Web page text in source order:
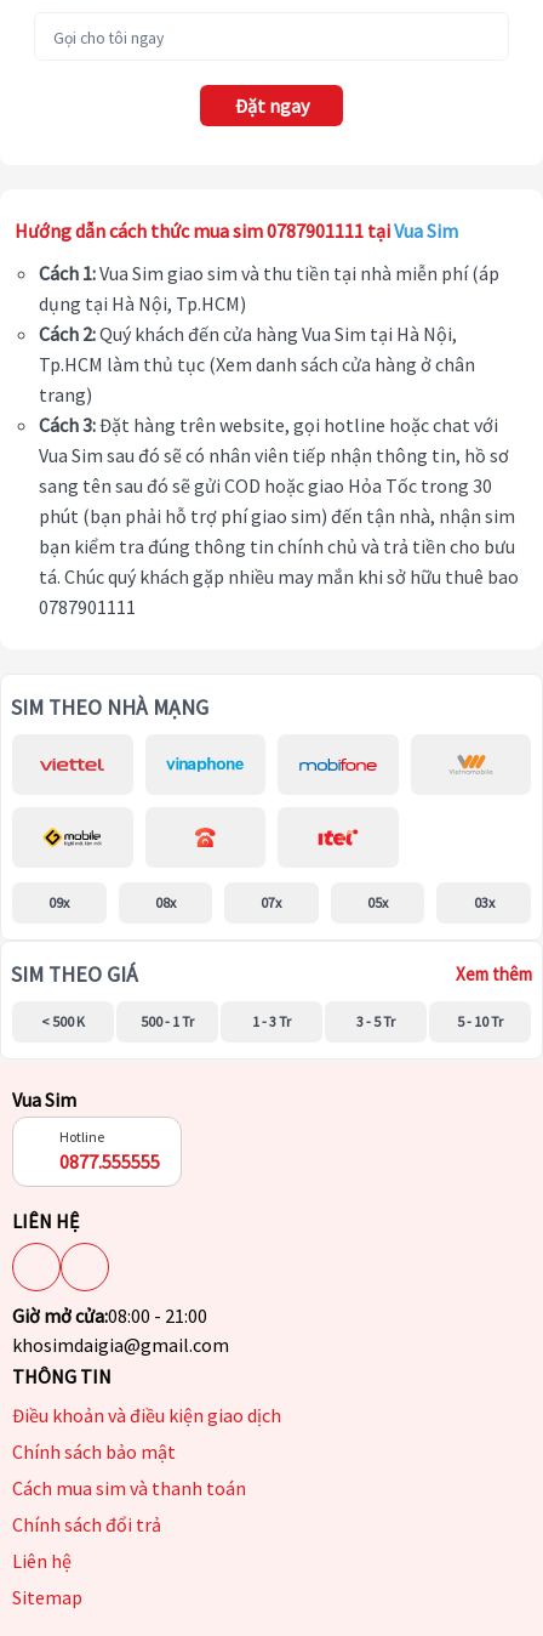
Đặt ngay
Hướng dẫn cách thức mua sim 0787901111 tạiVua Sim
Cách 1:Vua Sim giao sim và thu tiền tại nhà miễn phí (áp
dụng tại Hà Nội, Tp.HCM)
Cách 2:Quý khách đến cửa hàng Vua Sim tại Hà Nội,
Tp.HCM làm thủ tục (Xem danh sách cửa hàng ở chân
trang)
Cách 3:Đặt hàng trên website, gọi hotline hoặc chat với
Vua Sim sau đó sẽ có nhân viên tiếp nhận thông tin, hồ sơ
sang tên sau đó sẽ gửi COD hoặc giao Hỏa Tốc trong 30
phút (bạn phải hỗ trợ phí giao sim) đến tận nhà, nhận sim
bạn kiểm tra đúng thông tin chính chủ và trả tiền cho bưu
tá. Chúc quý khách gặp nhiều may mắn khi sở hữu thuê bao
0787901111
SIM THEO NHÀ MẠNG
09x 08x 07x 05x 03x
SIM THEO GIÁ Xem thêm
< 500 K 500 - 1 Tr 1 - 3 Tr 3 - 5 Tr 5 - 10 Tr
Vua Sim
Hotline
0877.555555
LIÊN HỆ
Giờ mở cửa:08:00 - 21:00
khosimdaigia@gmail.com
THÔNG TIN
Điều khoản và điều kiện giao dịch
Chính sách bảo mật
Cách mua sim và thanh toán
Chính sách đổi trả
Liên hệ
Sitemap